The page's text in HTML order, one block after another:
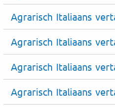
Agrarisch Italiaans
Agrarisch Italiaans
Agrarisch Italiaans
Agrarisch Italiaans